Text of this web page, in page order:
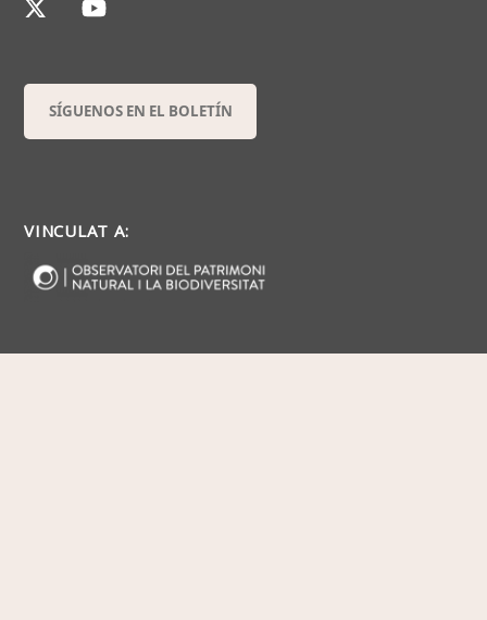
SÍGUENOS EN EL BOLETÍN
VINCULAT A: